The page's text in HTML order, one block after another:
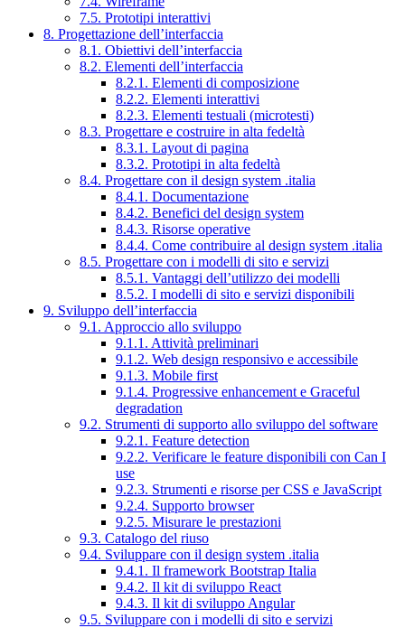
7.5. Prototipi interattivi
8. Progettazione dell’interfaccia
8.1. Obiettivi dell’interfaccia
8.2. Elementi dell’interfaccia
8.2.1. Elementi di composizione
8.2.2. Elementi interattivi
8.2.3. Elementi testuali (microtesti)
8.3. Progettare e costruire in alta fedeltà
8.3.1. Layout di pagina
8.3.2. Prototipi in alta fedeltà
8.4. Progettare con il design system .italia
8.4.1. Documentazione
8.4.2. Benefici del design system
8.4.3. Risorse operative
8.4.4. Come contribuire al design system .italia
8.5. Progettare con i modelli di sito e servizi
8.5.1. Vantaggi dell’utilizzo dei modelli
8.5.2. I modelli di sito e servizi disponibili
9. Sviluppo dell’interfaccia
9.1. Approccio allo sviluppo
9.1.1. Attività preliminari
9.1.2. Web design responsivo e accessibile
9.1.3. Mobile first
9.1.4. Progressive enhancement e Graceful
degradation
9.2. Strumenti di supporto allo sviluppo del software
9.2.1. Feature detection
9.2.2. Verificare le feature disponibili con Can I
use
9.2.3. Strumenti e risorse per CSS e JavaScript
9.2.4. Supporto browser
9.2.5. Misurare le prestazioni
9.3. Catalogo del riuso
9.4. Sviluppare con il design system .italia
9.4.1. Il framework Bootstrap Italia
9.4.2. Il kit di sviluppo React
9.4.3. Il kit di sviluppo Angular
9.5. Sviluppare con i modelli di sito e servizi